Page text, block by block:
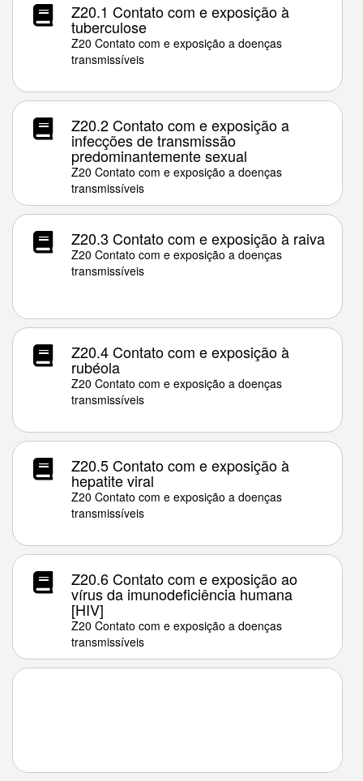
Z20.1 Contato com e exposição à
tuberculose
Z20 Contato com e exposição a doenças
transmissíveis
Z20.2 Contato com e exposição a
infecções de transmissão
predominantemente sexual
Z20 Contato com e exposição a doenças
transmissíveis
Z20.3 Contato com e exposição à raiva
Z20 Contato com e exposição a doenças
transmissíveis
Z20.4 Contato com e exposição à
rubéola
Z20 Contato com e exposição a doenças
transmissíveis
Z20.5 Contato com e exposição à
hepatite viral
Z20 Contato com e exposição a doenças
transmissíveis
Z20.6 Contato com e exposição ao
vírus da imunodeficiência humana
[HIV]
Z20 Contato com e exposição a doenças
transmissíveis